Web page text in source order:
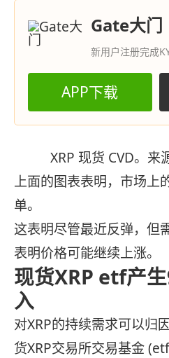
Gate大门
新用户注册完成
APP下载
XRP 现货 CVD。
上面的图表表明，市场上
单。
这表明尽管最近反弹，但
表明价格可能继续上涨。
现货XRP etf产
入
对XRP的持续需求可以归
货XRP交易所交易基金